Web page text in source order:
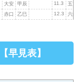
大安 甲辰 11.3
五黄
赤口 乙巳 12.3 六白
早見表】